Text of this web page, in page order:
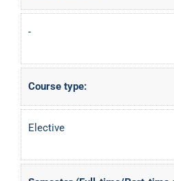
-
Course type:
Elective